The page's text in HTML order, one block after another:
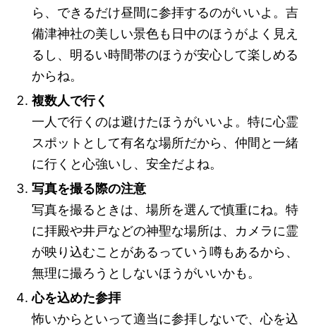
ら、できるだけ昼間に参拝するのがいいよ。吉
備津神社の美しい景色も日中のほうがよく見え
るし、明るい時間帯のほうが安心して楽しめる
からね。
複数人で行く
一人で行くのは避けたほうがいいよ。特に心霊
スポットとして有名な場所だから、仲間と一緒
に行くと心強いし、安全だよね。
写真を撮る際の注意
写真を撮るときは、場所を選んで慎重にね。特
に拝殿や井戸などの神聖な場所は、カメラに霊
が映り込むことがあるっていう噂もあるから、
無理に撮ろうとしないほうがいいかも。
心を込めた参拝
怖いからといって適当に参拝しないで、心を込